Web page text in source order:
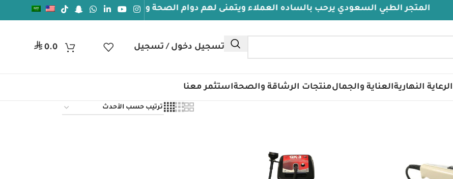
المتجر الطبي السعودي يرحب بالساده العملاء ويتمنى لهم دوام الصحة والعافيه
تسجيل دخول / تسجيل ر.س0.0
الرعاية النهاريةالعناية والجمالمنتجات الرشاقة والصحةاستثمر معنا